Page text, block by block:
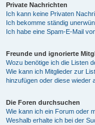
Private Nachrichten
Ich kann keine Privaten
Ich bekomme ständig
Ich habe eine Spam-E-Mail
Freunde und ignorierte
Wozu benötige ich die Listen
Wie kann ich Mitglieder zur
hinzufügen oder diese wieder
Die Foren durchsuchen
Wie kann ich ein Forum oder
Weshalb erhalte ich bei der